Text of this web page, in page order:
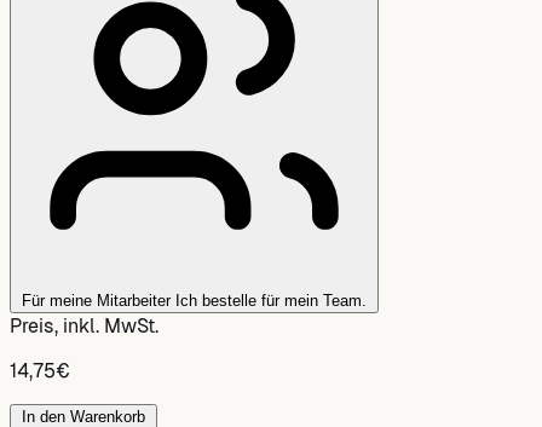
Für meine Mitarbeiter Ich bestelle für mein Team.
Preis, inkl. MwSt.
14,75€
In den Warenkorb